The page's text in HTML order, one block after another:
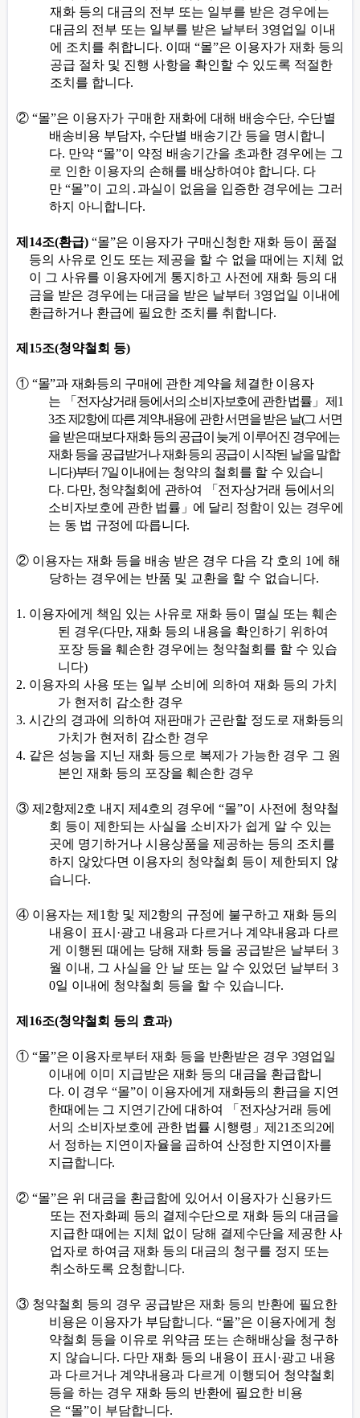
재화 등의 대금의 전부 또는 일부를 받은 경우에는
대금의 전부 또는 일부를 받은 날부터 3영업일 이내
에 조치를 취합니다. 이때 “몰”은 이용자가 재화 등의
공급 절차 및 진행 사항을 확인할 수 있도록 적절한
조치를 합니다.
② “몰”은 이용자가 구매한 재화에 대해 배송수단, 수단별
배송비용 부담자, 수단별 배송기간 등을 명시합니
다. 만약“몰”이 약정 배송기간을 초과한 경우에는 그
로 인한 이용자의 손해를 배상하여야 합니다. 다
만“몰”이 고의 ․과실이 없음을 입증한 경우에는 그러
하지 아니합니다.
제 14조(환급) “몰”은 이용자가 구매신청한 재화 등이 품절
등의 사유로 인도 또는 제공을 할 수 없을 때에는 지체 없
이 그 사유를 이용자에게 통지하고 사전에 재화 등의 대
금을 받은 경우에는 대금을 받은 날부터 3영업일 이내에
환급하거나 환급에 필요한 조치를 취합니다.
제 15조(청약철회 등)
① “몰”과 재화등의 구매에 관한 계약을 체결한 이용자
는
「 전자상거래 등에서의 소비자보호에 관한 법률」제 1
3조 제 2항에 따른 계약내용에 관한 서면을 받은 날(그 서면
을 받은 때보다 재화 등의 공급이 늦게 이루어진 경우에는
재화 등을 공급받거나 재화 등의 공급이 시작된 날을 말합
니다)부터 7일 이내에는 청약의 철회를 할 수 있습니
다. 다만, 청약철회에 관하여 「 전자상거래 등에서의
소비자보호에 관한 법률 」 에 달리 정함이 있는 경우에
는 동 법 규정에 따릅니다.
② 이용자는 재화 등을 배송 받은 경우 다음 각 호의 1 에 해
당하는 경우에는 반품 및 교환을 할 수 없습니다.
1. 이용자에게 책임 있는 사유로 재화 등이 멸실 또는 훼손
된 경우(다만, 재화 등의 내용을 확인하기 위하여
포장 등을 훼손한 경우에는 청약철회를 할 수 있습
니다)
2. 이용자의 사용 또는 일부 소비에 의하여 재화 등의 가치
가 현저히 감소한 경우
3. 시간의 경과에 의하여 재판매가 곤란할 정도로 재화등의
가치가 현저히 감소한 경우
4. 같은 성능을 지닌 재화 등으로 복제가 가능한 경우 그 원
본인 재화 등의 포장을 훼손한 경우
③ 제 2항제 2호 내지 제 4호의 경우에 “몰”이 사전에 청약철
회 등이 제한되는 사실을 소비자가 쉽게 알 수 있는
곳에 명기하거나 시용상품을 제공하는 등의 조치를
하지 않았다면 이용자의 청약철회 등이 제한되지 않
습니다.
④ 이용자는 제 1 항 및 제 2항의 규정에 불구하고 재화 등의
내용이 표시 ·광고 내용과 다르거나 계약내용과 다르
게 이행된 때에는 당해 재화 등을 공급받은 날부터 3
월 이내 , 그 사실을 안 날 또는 알 수 있었던 날부터 3
0일 이내에 청약철회 등을 할 수 있습니다.
제 16조(청약철회 등의 효과)
① “몰”은 이용자로부터 재화 등을 반환받은 경우 3영업일
이내에 이미 지급받은 재화 등의 대금을 환급합니
다. 이 경우“몰”이 이용자에게 재화등의 환급을 지연
한때에는 그 지연기간에 대하여
「 전자상거래 등에
서의 소비자보호에 관한 법률 시행령 」제 21 조의 2에
서 정하는 지연이자율을 곱하여 산정한 지연이자를
지급합니다.
② “몰”은 위 대금을 환급함에 있어서 이용자가 신용카드
또는 전자화폐 등의 결제수단으로 재화 등의 대금을
지급한 때에는 지체 없이 당해 결제수단을 제공한 사
업자로 하여금 재화 등의 대금의 청구를 정지 또는
취소하도록 요청합니다.
③ 청약철회 등의 경우 공급받은 재화 등의 반환에 필요한
비용은 이용자가 부담합니다. “몰”은 이용자에게 청
약철회 등을 이유로 위약금 또는 손해배상을 청구하
지 않습니다. 다만 재화 등의 내용이 표시 ·광고 내용
과 다르거나 계약내용과 다르게 이행되어 청약철회
등을 하는 경우 재화 등의 반환에 필요한 비용
은 “몰”이 부담합니다.